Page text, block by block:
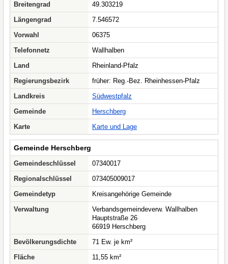
Breitengrad
49.303219
Längengrad
7.546572
Vorwahl
06375
Telefonnetz
Wallhalben
Land
Rheinland-Pfalz
Regierungsbezirk
früher: Reg.-Bez. Rheinhessen-Pfalz
Landkreis
Südwestpfalz
Gemeinde
Herschberg
Karte
Karte und Lage
Gemeinde Herschberg
Gemeindeschlüssel
07340017
Regionalschlüssel
073405009017
Gemeindetyp
Kreisangehörige Gemeinde
Verwaltung
Verbandsgemeindeverw. Wallhalben
Hauptstraße 26
66919 Herschberg
Bevölkerungsdichte
71 Ew. je km²
Fläche
11,55 km²